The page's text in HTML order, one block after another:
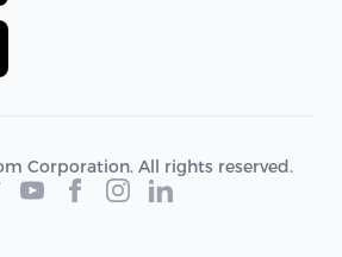
Corporation. All rights reserved.